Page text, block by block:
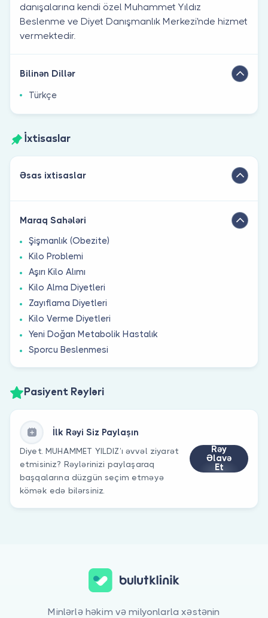
danışalarına kendi özel Muhammet Yıldız
Beslenme ve Diyet Danışmanlık Merkezi'nde hizmet
vermektedir.
Bilinən Dillər
Türkçe
İxtisaslar
Əsas ixtisaslar
Maraq Sahələri
Şişmanlık (Obezite)
Kilo Problemi
Aşırı Kilo Alımı
Kilo Alma Diyetleri
Zayıflama Diyetleri
Kilo Verme Diyetleri
Yeni Doğan Metabolik Hastalık
Sporcu Beslenmesi
Pasiyent Rəyləri
İlk Rəyi Siz Paylaşın
Diyet. MUHAMMET YILDIZ’ı əvvəl ziyarət
etmisiniz? Rəylərinizi paylaşaraq
başqalarına düzgün seçim etməyə
kömək edə bilərsiniz.
Rəy
Əlavə
Et
Minlərlə həkim və milyonlarla xəstənin